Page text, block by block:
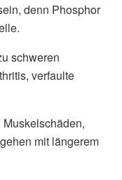
denn Phosphor
schweren
verfaulte
mit längerem